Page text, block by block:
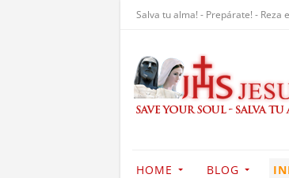
Salva tu alma! - Prepárate! - Reza
HOME BLOG